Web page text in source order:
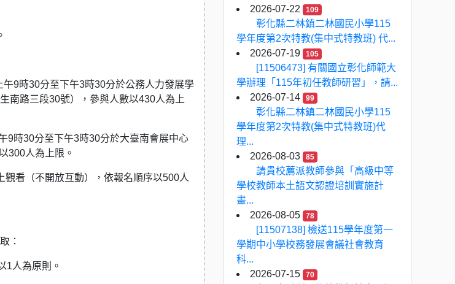
9時30分至下午3時30分於公務人力發展學
南路三段30號），參與人數以430人為上
9時30分至下午3時30分於大臺南會展中心
300人為上限。
看（不開放互動），依報名順序以500人
：
1人為原則。
2026-07-22
109
彰化縣二林鎮二林國民小學115
學年度第2次特教(集中式特教班) 代...
2026-07-19
105
[11506473] 有關國立彰化師範大
學辦理「115年初任教師研習」，請...
2026-07-14
99
彰化縣二林鎮二林國民小學115
學年度第2次特教(集中式特教班)代
理...
2026-08-03
85
請貴校薦派教師參與「高級中等
學校教師本土語文認證培訓實施計
畫...
2026-08-05
78
[11507138] 檢送115學年度第一
學期中小學校務發展會議社會教育
科...
2026-07-15
70